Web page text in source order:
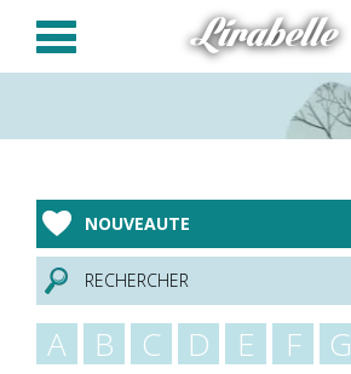
Panneau de gestion des cookies
Lirabelle
NOUVEAUTE
RECHERCHER
A B C D E F G